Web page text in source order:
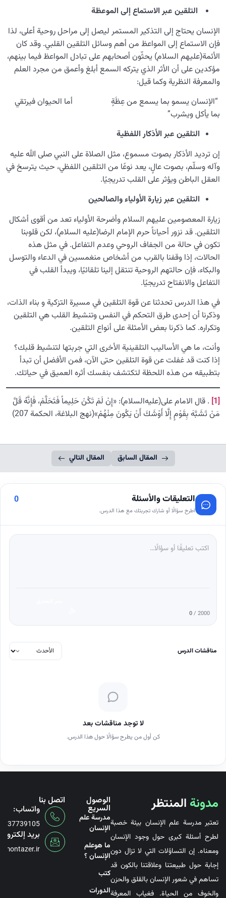
التلقين عبر الاستماع إلى الموعظة
الإنسان يحتاج إلى التذكير المستمر ليصل إلى مراحل روحية أعلى، لذا
فإن الاستماع إلى المواعظ من أهم وسائل التلقين القلبي. وقد كان
الأئمة(عليهم السلام) يحثّون أصحابهم على تبادل المواعظ فيما بينهم،
مؤكدين على أن الأثر الذي يتركه السمع أبلغ وأعمق من مجرد العلم
والمعرفة النظرية وكما قيل:
“الإنسان يسمو بما يسمع من عِظَةٍ أما الحيوان فيرتقي
بما يأكل ويشرب”
التلقين عبر الأذكار اللفظية
إن ترديد الأذكار بصوت مسموع، مثل الصلاة على النبي صلى الله عليه
وآله وسلّم، بصوت عالٍ، يعد نوعًا من التلقين اللفظي، حيث يترسخ في
العقل الباطن ويؤثر على القلب تدريجيًا.
التلقين عبر زيارة الأولياء والصالحين
زيارة المعصومين عليهم السلام وأضرحة الأولياء تعد من أقوى أشكال
التلقين. قد نزور أحياناً حرم الإمام الرضا(عليه السلام)، لكن قلوبنا
تكون في حالة من الجفاف الروحي وعدم التفاعل. في مثل هذه
الحالات، إذا وقفنا بالقرب من أشخاص منغمسين في الدعاء والتوسل
والبكاء، فإن حالتهم الروحية تنتقل إلينا تلقائيًا، ويبدأ القلب في
التفاعل والانفتاح تدريجيًا.
في هذا الدرس تحدثنا عن قوة التلقين في مسيرة التزكية و بناء الذات،
وذكرنا أن إحدى طرق التحكم في النفس وتنشيط القلب هي التلقين
وتكراره. كما ذكرنا بعض الأمثلة على أنواع التلقين.
وأنت، ما هي الأساليب التلقينية الأخرى التي جربتها لتنشيط قلبك؟
إذا كنت قد غفلت عن قوة التلقين حتى الآن، فمن الأفضل أن تبدأ
بتطبيقه من هذه اللحظة لتكتشف بنفسك أثره العميق في حياتك.
[1]
. قال الامام علی(علیه‌السلام): «إِنْ لَمْ تَكُنْ حَلِيماً فَتَحَلَّمْ، فَإِنَّهُ قَلَّ
مَنْ تَشَبَّهَ بِقَوْمٍ إِلَّا أَوْشَكَ أَنْ يَكُونَ مِنْهُمْ»(نهج البلاغة، الحکمة 207)
المقال السابق المقال التالي
التعليقات والأسئلة
اطرح سؤالًا أو شارك تجربتك مع هذا الدرس.
0
0/ 2000
مناقشات الدرس
لا توجد مناقشات بعد
كن أول من يطرح سؤالًا حول هذا الدرس.
مدونة المنتظر
تعتبر مدرسة علم الإنسان بيئة خصبة
لطرح أسئلة كبرى حول وجود الإنسان
ومعناه. إن التساؤلات التي لا تزال دون
إجابة حول طبيعتنا وعلاقتنا بالكون قد
تساهم في شعور الإنسان بالقلق والحزن
والخوف من الحياة. فغياب المعرفة
الوصول
السريع
مدرسة علم
الإنسان
ما هوعلم
الإنسان ؟
کتب
الدورات
اتصل بنا
واتساب:
بريد